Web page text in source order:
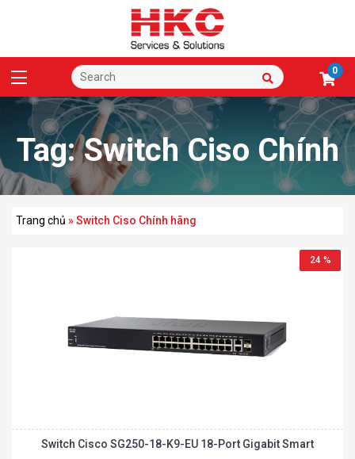
0
Tag:Switch Ciso Chính
hãng
Trang chủ »Switch Ciso Chính hãng
24 %
Switch Cisco SG250-18-K9-EU 18-Port Gigabit Smart